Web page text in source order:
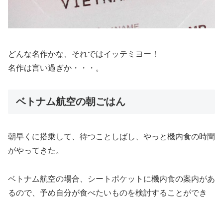
どんな名作かな、それではイッテミヨー！
名作は言い過ぎか・・・。
ベトナム航空の朝ごはん
朝早くに搭乗して、待つことしばし、やっと機内食の時間
がやってきた。
ベトナム航空の場合、シートポケットに機内食の案内があ
るので、予め自分が食べたいものを検討することができ